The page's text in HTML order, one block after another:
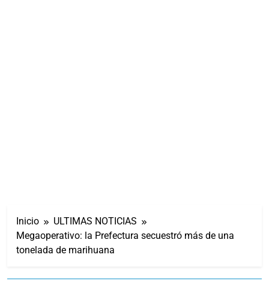
Inicio
ULTIMAS NOTICIAS
Megaoperativo: la Prefectura secuestró más de una
tonelada de marihuana